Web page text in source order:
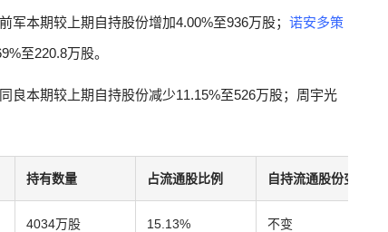
本期较上期自持股份增加4.00%至936万股； 诺安多策
至220.8万股。
良本期较上期自持股份减少11.15%至526万股；周宇光
持有数量 占流通股比例 自持流通股份变动比例
4034万股 15.13% 不变